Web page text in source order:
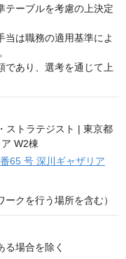
ーブルを考慮の上決定
は職務の適用基準によ
あり、選考を通じて上
65 号 深川ギャザリア
クを行う場所を含む）
場合を除く